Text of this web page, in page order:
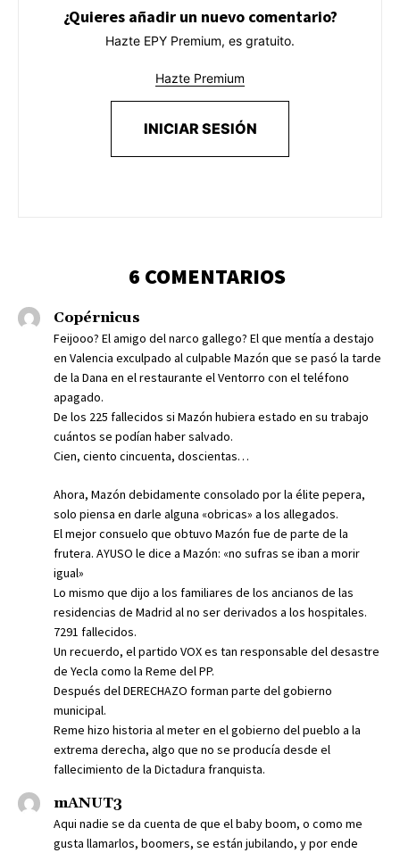
¿Quieres añadir un nuevo comentario?
Hazte EPY Premium, es gratuito.
Hazte Premium
INICIAR SESIÓN
6 COMENTARIOS
Copérnicus
Feijooo? El amigo del narco gallego? El que mentía a destajo
en Valencia exculpado al culpable Mazón que se pasó la tarde
de la Dana en el restaurante el Ventorro con el teléfono
apagado.
De los 225 fallecidos si Mazón hubiera estado en su trabajo
cuántos se podían haber salvado.
Cien, ciento cincuenta, doscientas…
Ahora, Mazón debidamente consolado por la élite pepera,
solo piensa en darle alguna «obricas» a los allegados.
El mejor consuelo que obtuvo Mazón fue de parte de la
frutera. AYUSO le dice a Mazón: «no sufras se iban a morir
igual»
Lo mismo que dijo a los familiares de los ancianos de las
residencias de Madrid al no ser derivados a los hospitales.
7291 fallecidos.
Un recuerdo, el partido VOX es tan responsable del desastre
de Yecla como la Reme del PP.
Después del DERECHAZO forman parte del gobierno
municipal.
Reme hizo historia al meter en el gobierno del pueblo a la
extrema derecha, algo que no se producía desde el
fallecimiento de la Dictadura franquista.
mANUT3
Aqui nadie se da cuenta de que el baby boom, o como me
gusta llamarlos, boomers, se están jubilando, y por ende